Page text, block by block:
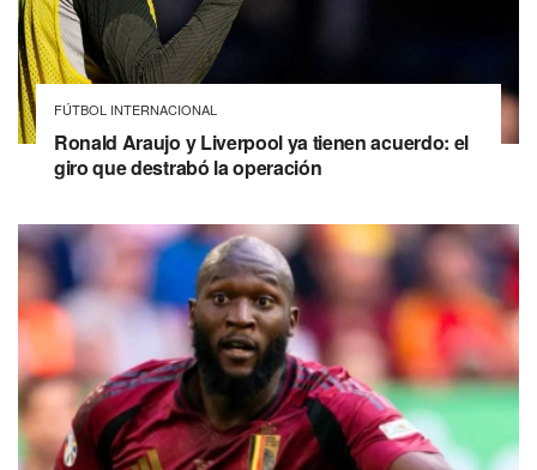
FÚTBOL INTERNACIONAL
Ronald Araujo y Liverpool ya tienen acuerdo: el
giro que destrabó la operación